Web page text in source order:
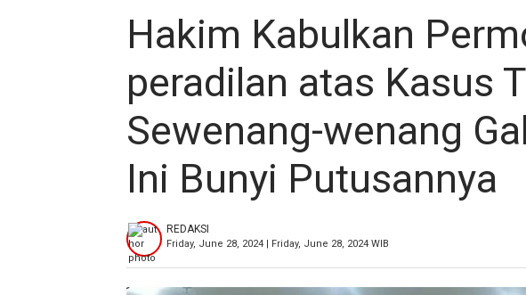
Hakim Kabulkan
peradilan atas Kasus
Sewenang-wenang
Ini Bunyi Putusannya
REDAKSI
Friday, June 28, 2024 | Friday, June 28, 2024 WIB